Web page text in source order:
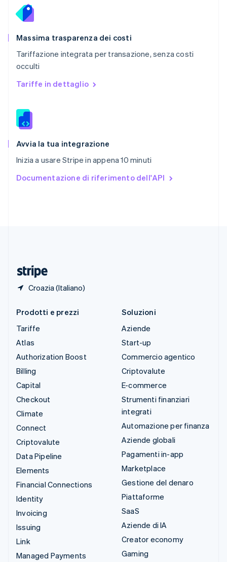
Massima trasparenza dei costi
Tariffazione integrata per transazione, senza costi
occulti
Tariffe in dettaglio
Avvia la tua integrazione
Inizia a usare Stripe in appena 10 minuti
Documentazione di riferimento dell'API
Croazia (Italiano)
RAS di Hong Kong, Cina
English
English
English
Romania
English
Slovacchia
Slovenia
English Italiano
EspañolEnglish
English Español 简体中文
Prodotti e prezzi
Tariffe
Atlas
Authorization Boost
Billing
Capital
Checkout
Climate
Connect
Criptovalute
Data Pipeline
Elements
Financial Connections
Identity
Invoicing
Issuing
Link
Managed Payments
Soluzioni
Aziende
Start-up
Commercio agentico
Criptovalute
E-commerce
Strumenti finanziari
integrati
Automazione per finanza
Aziende globali
Pagamenti in-app
Marketplace
Gestione del denaro
Piattaforme
SaaS
Aziende di IA
Creator economy
Gaming